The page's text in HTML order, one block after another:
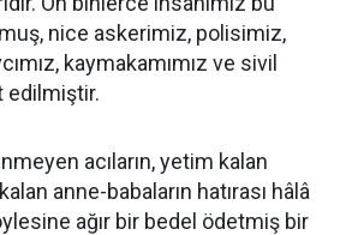
nice askerimiz, polisimiz,
kaymakamımız ve sivil
edilmiştir.
acıların, yetim kalan
anne-babaların hatırası hâlâ
ağır bir bedel ödetmiş bir